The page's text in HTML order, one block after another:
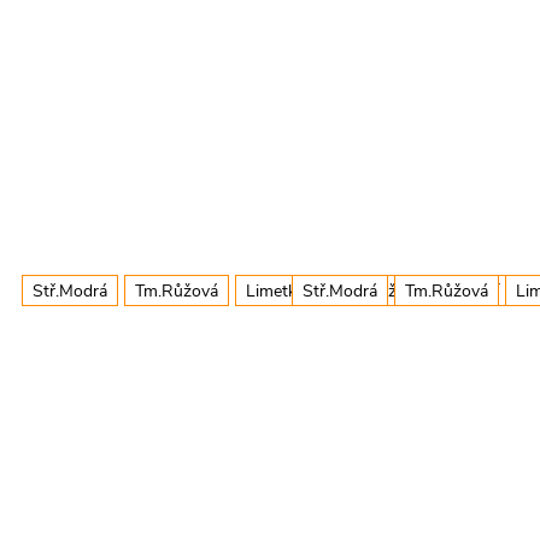
Stř.Modrá Tm.Růžová Limetková Oranžová + další
Stř.Modrá Tm.Růžová